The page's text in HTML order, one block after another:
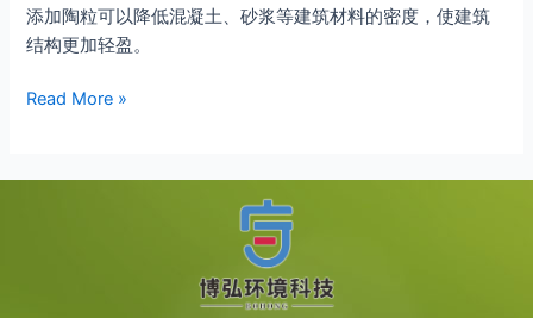
添加陶粒可以降低混凝土、砂浆等建筑材料的密度，使建筑
结构更加轻盈。
Read More »